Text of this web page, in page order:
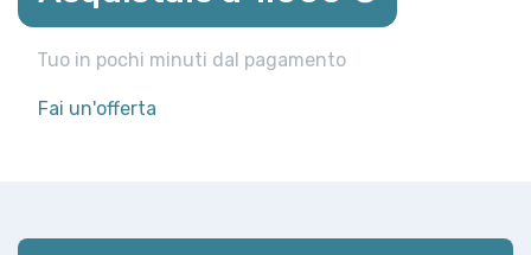
Tuo in pochi minuti dal pagamento
Fai un'offerta